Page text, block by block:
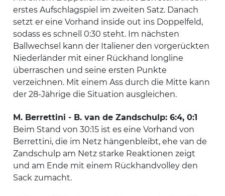
erstes Aufschlagspiel im zweiten Satz. Danach
setzt er eine Vorhand inside out ins Doppelfeld,
sodass es schnell 0:30 steht. Im nächsten
Ballwechsel kann der Italiener den vorgerückten
Niederländer mit einer Rückhand longline
überraschen und seine ersten Punkte
verzeichnen. Mit einem Ass durch die Mitte kann
der 28-Jährige die Situation ausgleichen.
M. Berrettini - B. van de Zandschulp: 6:4, 0:1
Beim Stand von 30:15 ist es eine Vorhand von
Berrettini, die im Netz hängenbleibt, ehe van de
Zandschulp am Netz starke Reaktionen zeigt
und am Ende mit einem Rückhandvolley den
Sack zumacht.